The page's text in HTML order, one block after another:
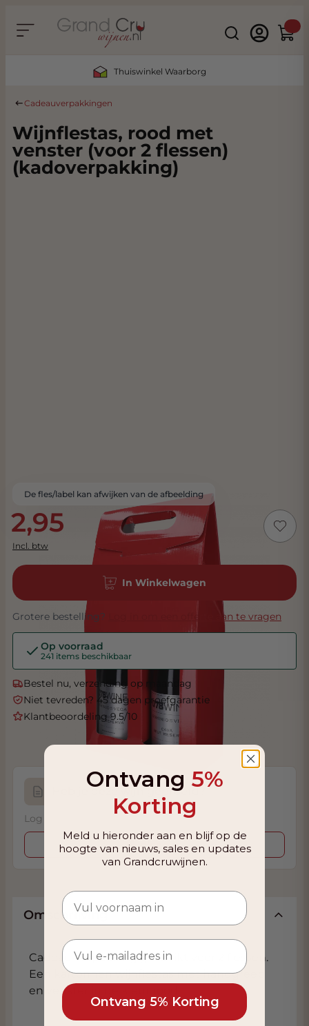
Search
Thuiswinkel Waarborg
Cadeauverpakkingen
Wijnflestas, rood met
venster (voor 2 flessen)
(kadoverpakking)
De fles/label kan afwijken van de afbeelding
2,95
Incl. btw
In Winkelwagen
Grotere bestelling? Log in om een offerte aan te vragen
Op voorraad
241 items beschikbaar
Bestel nu, verzending op maandag
Niet tevreden? 45 dagen proefgarantie
Klantbeoordeling 9.5/10
Heb je deze wijn geproefd?
Log in om je proefnotitie op te slaan.
Inloggen
Omschrijving
Cadeau verpakking geschikt voor 2 flessen.
Een kartonnen wijnflestas met handgreep
en venster in de kleur rood.
Ontvang 5%
Korting
Meld u hieronder aan en blijf op de
hoogte van nieuws, sales en updates
van Grandcruwijnen.
Ontvang 5% Korting